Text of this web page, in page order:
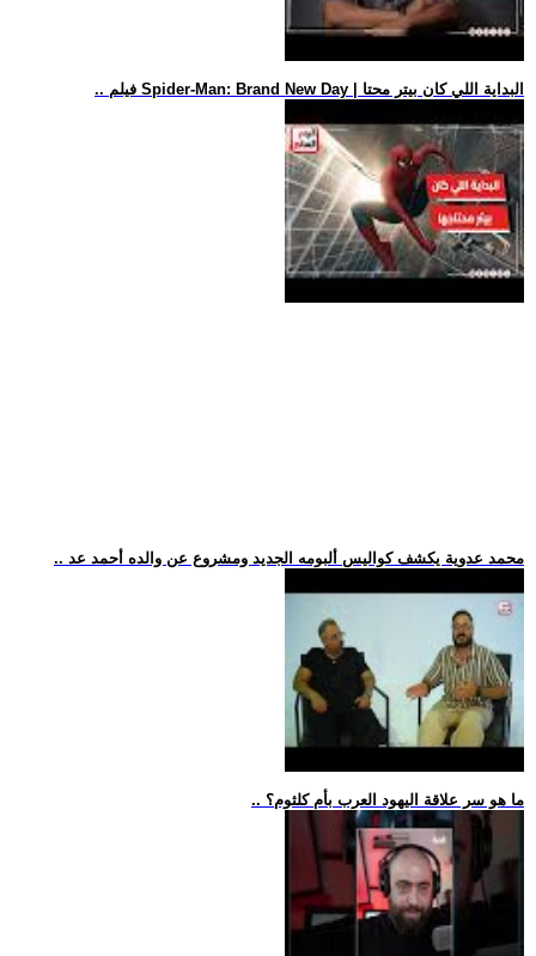
.. فيلم Spider-Man: Brand New Day | البداية اللي كان بيتر محتا
.. محمد عدوية يكشف كواليس ألبومه الجديد ومشروع عن والده أحمد عد
.. ما هو سر علاقة اليهود العرب بأم كلثوم؟